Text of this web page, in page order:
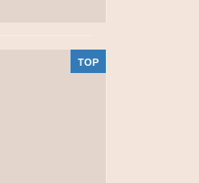
TOP